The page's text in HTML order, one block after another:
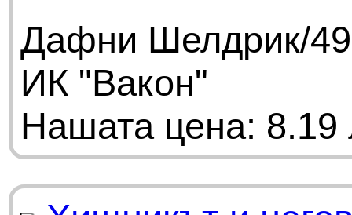
Дафни Шелдрик/
ИК "Вакон"
Нашата цена: 8.19